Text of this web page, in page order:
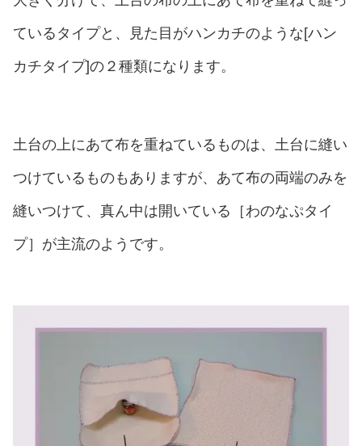
ているタイプと、見た目がハンカチのような[ハン
カチタイプ]の２種類になります。
土台の上にあて布を重ねているものは、土台に縫い
つけているものもありますが、あて布の両端のみを
縫いつけて、真ん中は開いている［わのなぷタイ
プ］が主流のようです。